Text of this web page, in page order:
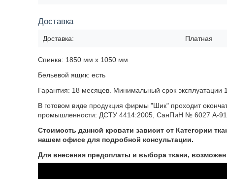
Доставка
Доставка: Платная
Спинка: 1850 мм х 1050 мм
Бельевой ящик: есть
Гарантия: 18 месяцев. Минимальный срок эксплуатации
В готовом виде продукция фирмы "Шик" проходит
промышленности: ДСТУ 4414:2005, СанПиН № 6027 А-91
Стоимость данной кровати зависит от Категории
нашем офисе для подробной консультации.
Для внесения предоплаты и выбора ткани,